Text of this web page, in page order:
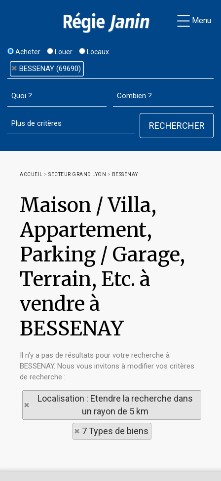
Menu
Acheter Louer Locaux
BESSENAY (69690)
ACCUEIL > SECTEUR GRAND LYON > BESSENAY
Maison / Villa,
Appartement,
Parking / Garage,
Terrain, Etc. à
vendre à
BESSENAY
Il n'y a pas de résultats pour votre recherche à
BESSENAY. Nous vous invitons à modifier vos critères
de recherche :
Localisation : Etendre la recherche dans
un rayon de 5 km
7 Types de biens